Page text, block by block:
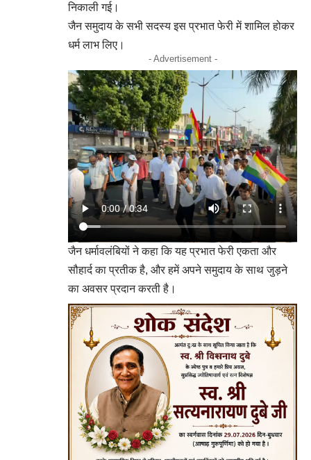
निकाली गई।
जैन समुदाय के सभी सदस्य इस प्रभात फेरी में शामिल होकर
धर्म लाभ लिए।
- Advertisement -
जैन धर्मावलंबियों ने कहा कि यह प्रभात फेरी एकता और
सौहार्द का प्रतीक है, और हमें अपने समुदाय के साथ जुड़ने
का अवसर प्रदान करती है।